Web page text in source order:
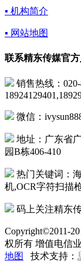
▪ 机构简介
▪ 网站地图
联系精东传媒官
销售热线：020-
微信：
地址：广东
园B栋406-410
热门关键词
机,OCR字符扫描
码上关注精东
Copyright©2011-
权所有 增值电信业
地图
技术支持：